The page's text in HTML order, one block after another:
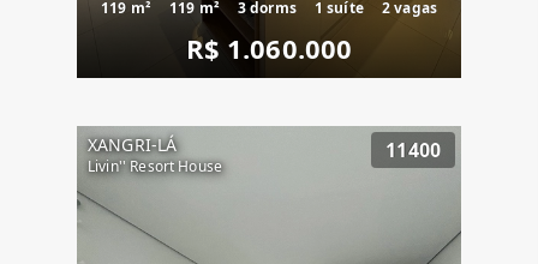
119 m² 119 m² 3 dorms 1 suíte 2 vagas
R$ 1.060.000
XANGRI-LÁ
Livin'' Resort House
11400